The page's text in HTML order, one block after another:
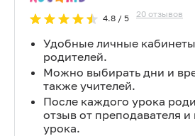
4.8/ 5 20 отзывов
Удобные личные
родителей.
Можно выбирать дни и
также учителей.
После каждого урока
отзыв от преподавателя и
урока.